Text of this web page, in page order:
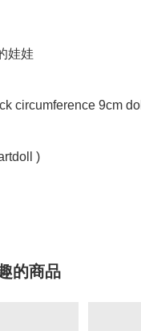
娃娃
circumference 9cm doll
)
的商品